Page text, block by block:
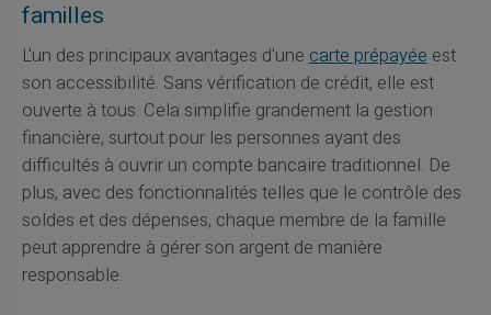
familles
L'un des principaux avantages d'unecarte prépayéeest
son accessibilité. Sans vérification de crédit, elle est
ouverte à tous. Cela simplifie grandement la gestion
financière, surtout pour les personnes ayant des
difficultés à ouvrir un compte bancaire traditionnel. De
plus, avec des fonctionnalités telles que le contrôle des
soldes et des dépenses, chaque membre de la famille
peut apprendre à gérer son argent de manière
responsable.